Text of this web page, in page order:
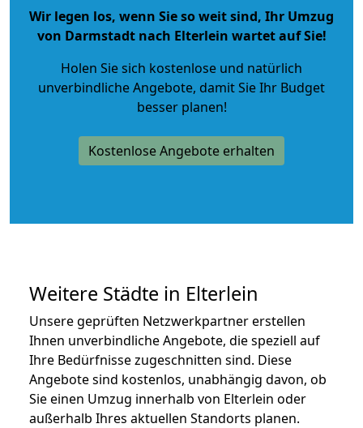
Wir legen los, wenn Sie so weit sind, Ihr Umzug
von Darmstadt nach Elterlein wartet auf Sie!
Holen Sie sich kostenlose und natürlich
unverbindliche Angebote, damit Sie Ihr Budget
besser planen!
Kostenlose Angebote erhalten
Weitere Städte in Elterlein
Unsere geprüften Netzwerkpartner erstellen
Ihnen unverbindliche Angebote, die speziell auf
Ihre Bedürfnisse zugeschnitten sind. Diese
Angebote sind kostenlos, unabhängig davon, ob
Sie einen Umzug innerhalb von Elterlein oder
außerhalb Ihres aktuellen Standorts planen.